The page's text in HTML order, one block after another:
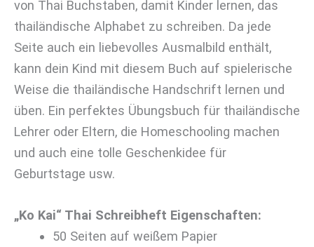
von Thai Buchstaben, damit Kinder lernen, das
thailändische Alphabet zu schreiben. Da jede
Seite auch ein liebevolles Ausmalbild enthält,
kann dein Kind mit diesem Buch auf spielerische
Weise die thailändische Handschrift lernen und
üben. Ein perfektes Übungsbuch für thailändische
Lehrer oder Eltern, die Homeschooling machen
und auch eine tolle Geschenkidee für
Geburtstage usw.
„Ko Kai“ Thai Schreibheft Eigenschaften:
50 Seiten auf weißem Papier